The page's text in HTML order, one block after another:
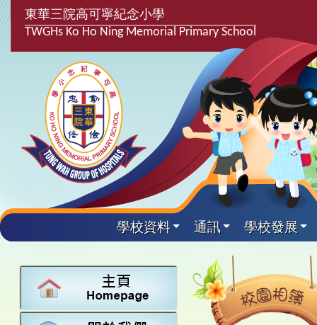
東華三院高可寧紀念小學
TWGHs Ko Ho Ning Memorial Primary School
學校資料 通訊 學校發展
關於
學校資料
校長的話
學校
最新消息
學校發
計劃,報告及
主要
中文
英文
學生
學生支援組
言語能力提
興趣及
課後興趣班
校隊活動
學生得
25-26得獎
24-25得獎
校園
校園相簿
校園電台
學校附
家長教師會
校友會